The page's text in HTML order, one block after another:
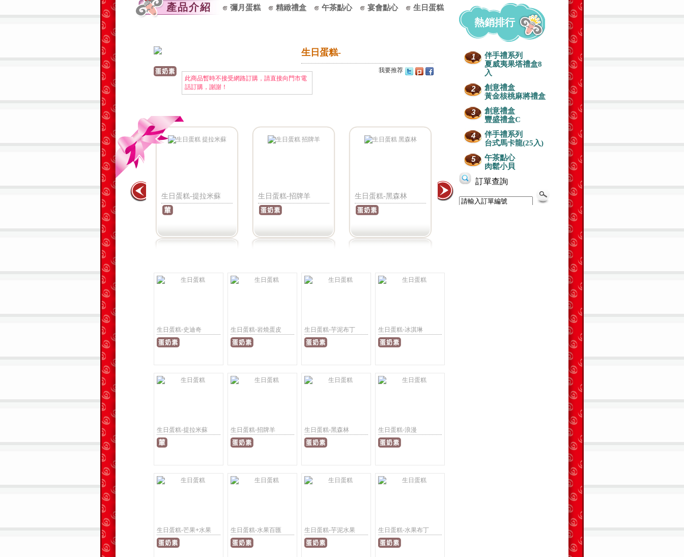
產品介紹 彌月蛋糕 精緻禮盒 午茶點心 宴會點心 生日蛋糕
熱銷排行
1
伴手禮系列
夏威夷果塔禮盒8
入
2
創意禮盒
黃金核桃麻將禮盒
3
創意禮盒
豐盛禮盒C
4
伴手禮系列
台式馬卡龍(25入)
5
午茶點心
肉鬆小貝
生日蛋糕-
我要推荐
此商品暫時不接受網路訂購，請直接向門市電
話訂購，謝謝！
生日蛋糕-提拉米蘇 生日蛋糕-招牌羊 生日蛋糕-黑森林 生日蛋糕-浪漫 生日蛋糕-芒果+水果 生日蛋糕-水果百匯
生日蛋糕-史迪奇 生日蛋糕-岩燒蛋皮 生日蛋糕-芋泥布丁 生日蛋糕-冰淇琳
生日蛋糕-提拉米蘇 生日蛋糕-招牌羊 生日蛋糕-黑森林 生日蛋糕-浪漫
生日蛋糕-芒果+水果 生日蛋糕-水果百匯 生日蛋糕-芋泥水果 生日蛋糕-水果布丁